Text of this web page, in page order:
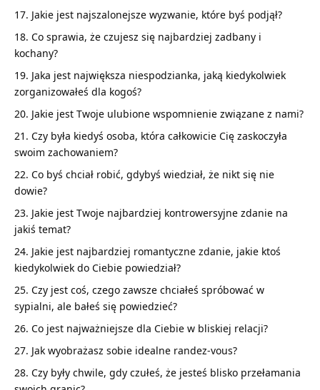
Jakie jest najszalonejsze wyzwanie, które byś podjął?
Co sprawia, że czujesz się najbardziej zadbany i
kochany?
Jaka jest największa niespodzianka, jaką kiedykolwiek
zorganizowałeś dla kogoś?
Jakie jest Twoje ulubione wspomnienie związane z nami?
Czy była kiedyś osoba, która całkowicie Cię zaskoczyła
swoim zachowaniem?
Co byś chciał robić, gdybyś wiedział, że nikt się nie
dowie?
Jakie jest Twoje najbardziej kontrowersyjne zdanie na
jakiś temat?
Jakie jest najbardziej romantyczne zdanie, jakie ktoś
kiedykolwiek do Ciebie powiedział?
Czy jest coś, czego zawsze chciałeś spróbować w
sypialni, ale bałeś się powiedzieć?
Co jest najważniejsze dla Ciebie w bliskiej relacji?
Jak wyobrażasz sobie idealne randez-vous?
Czy były chwile, gdy czułeś, że jesteś blisko przełamania